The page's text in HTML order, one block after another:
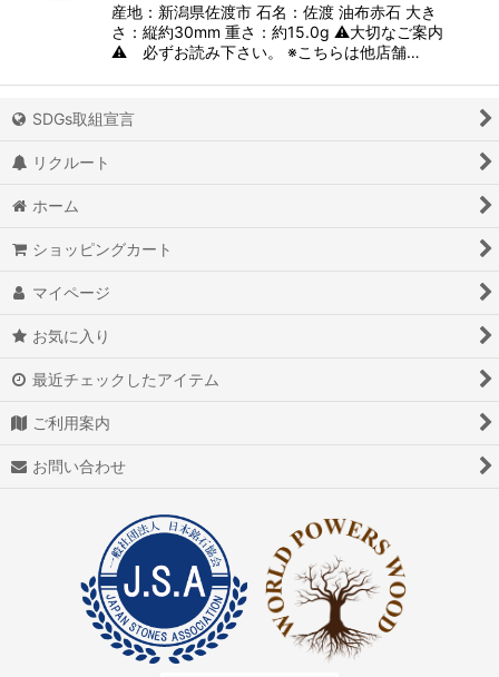
産地：新潟県佐渡市 石名：佐渡 油布赤石 大き
さ：縦約30mm 重さ：約15.0g ⚠大切なご案内
⚠ 必ずお読み下さい。 ※こちらは他店舗…
SDGs取組宣言
リクルート
ホーム
ショッピングカート
マイページ
お気に入り
最近チェックしたアイテム
ご利用案内
お問い合わせ